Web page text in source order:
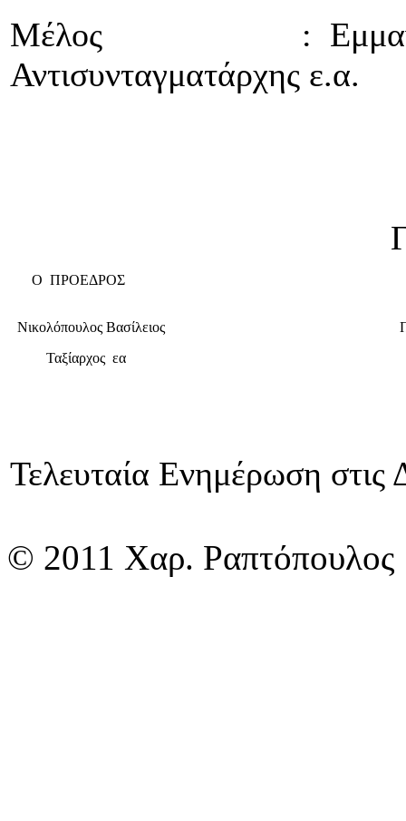
Μέλος :
Αντισυνταγματάρχης ε.α.
Για το
Ο ΠΡΟΕΔΡΟΣ
Νικολόπουλος Βασίλειος
Ταξίαρχος εα
Τελευταία Ενημέρωση
© 2011 Χαρ. Ραπτόπουλος